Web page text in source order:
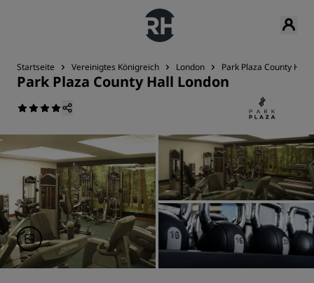
Startseite Vereinigtes Königreich London Park Plaza County Hall
Park Plaza County Hall London